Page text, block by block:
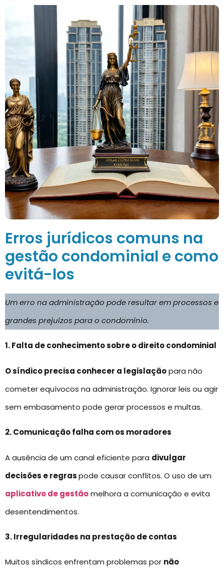
Erros jurídicos comuns na
gestão condominial e como
evitá-los
Um erro na administração pode resultar em processos e
grandes prejuízos para o condomínio.
1. Falta de conhecimento sobre o direito condominial
O síndico precisa conhecer a legislaçãopara não
cometer equívocos na administração. Ignorar leis ou agir
sem embasamento pode gerar processos e multas.
2. Comunicação falha com os moradores
A ausência de um canal eficiente para divulgar
decisões e regraspode causar conflitos. O uso de um
aplicativo de gestãomelhora a comunicação e evita
desentendimentos.
3. Irregularidades na prestação de contas
Muitos síndicos enfrentam problemas por não